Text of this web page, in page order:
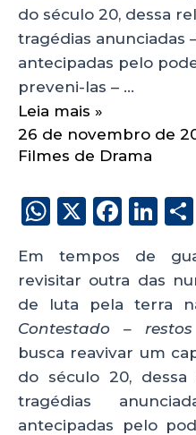
do século 20, dessa
tragédias anunciadas
antecipadas pelo
preveni-las – …
Leia mais »
26 de novembro de
Filmes de Drama
W
a
ts
A
p
p
X
F
c
e
b
o
o
k
Li
k
e
dI
n
Em tempos de
revisitar outra das
de luta pela terra
Contestado –
busca reavivar um
do século 20,
tragédias
antecipadas pelo